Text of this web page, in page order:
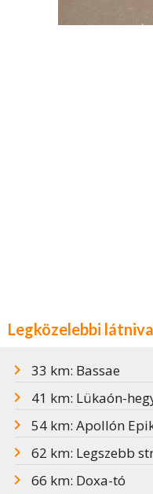
Legközelebbi
33 km: Bassae
41 km: Lükaón-
54 km: Apollón Epikuriosz
62 km: Legszebb
66 km: Doxa-tó